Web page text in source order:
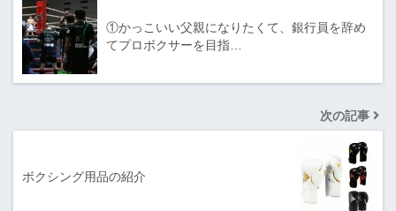
①かっこいい父親になりたくて、銀行員を辞め
てプロボクサーを目指…
次の記事
ボクシング用品の紹介